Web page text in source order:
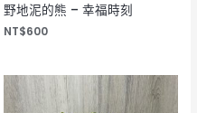
野地泥的熊 – 幸福時刻
NT$600